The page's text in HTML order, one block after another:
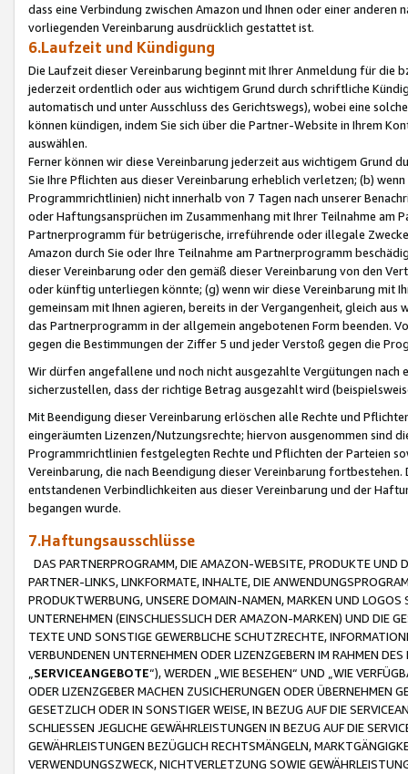
dass eine Verbindung zwischen Amazon und Ihnen oder einer
vorliegenden Vereinbarung ausdrücklich gestattet ist.
6.Laufzeit und Kündigung
Die Laufzeit dieser Vereinbarung beginnt mit Ihrer Anmeldung für die
jederzeit ordentlich oder aus wichtigem Grund durch schriftliche
automatisch und unter Ausschluss des Gerichtswegs), wobei eine
können kündigen, indem Sie sich über die Partner-Website in Ihrem
auswählen.
Ferner können wir diese Vereinbarung jederzeit aus wichtigem Grund
Sie Ihre Pflichten aus dieser Vereinbarung erheblich verletzen; (b)
Programmrichtlinien) nicht innerhalb von 7 Tagen nach unserer
oder Haftungsansprüchen im Zusammenhang mit Ihrer Teilnahme am
Partnerprogramm für betrügerische, irreführende oder illegale
Amazon durch Sie oder Ihre Teilnahme am Partnerprogramm
dieser Vereinbarung oder den gemäß dieser Vereinbarung von den
oder künftig unterliegen könnte; (g) wenn wir diese Vereinbarung mit
gemeinsam mit Ihnen agieren, bereits in der Vergangenheit, gleich
das Partnerprogramm in der allgemein angebotenen Form beenden.
gegen die Bestimmungen der Ziffer 5 und jeder Verstoß gegen die
Wir dürfen angefallene und noch nicht ausgezahlte Vergütungen
sicherzustellen, dass der richtige Betrag ausgezahlt wird
Mit Beendigung dieser Vereinbarung erlöschen alle Rechte und
eingeräumten Lizenzen/Nutzungsrechte; hiervon ausgenommen sind
Programmrichtlinien festgelegten Rechte und Pflichten der Parteien
Vereinbarung, die nach Beendigung dieser Vereinbarung
entstandenen Verbindlichkeiten aus dieser Vereinbarung und der
begangen wurde.
7.Haftungsausschlüsse
DAS PARTNERPROGRAMM, DIE AMAZON-WEBSITE, PRODUKTE UND
PARTNER-LINKS, LINKFORMATE, INHALTE, DIE
PRODUKTWERBUNG, UNSERE DOMAIN-NAMEN, MARKEN UND
UNTERNEHMEN (EINSCHLIESSLICH DER AMAZON-MARKEN) UND DIE
TEXTE UND SONSTIGE GEWERBLICHE SCHUTZRECHTE,
VERBUNDENEN UNTERNEHMEN ODER LIZENZGEBERN IM RAHMEN
SERVICEANGEBOTE“), WERDEN „WIE BESEHEN“ UND „WIE
ODER LIZENZGEBER MACHEN ZUSICHERUNGEN ODER ÜBERNEHMEN
GESETZLICH ODER IN SONSTIGER WEISE, IN BEZUG AUF DIE
SCHLIESSEN JEGLICHE GEWÄHRLEISTUNGEN IN BEZUG AUF DIE
GEWÄHRLEISTUNGEN BEZÜGLICH RECHTSMÄNGELN,
VERWENDUNGSZWECK, NICHTVERLETZUNG SOWIE